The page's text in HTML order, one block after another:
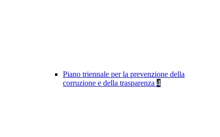
Piano triennale per la prevenzione della
corruzione e della trasparenza 4